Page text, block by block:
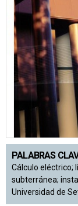
PALABRAS
Cálculo eléctrico;
subterránea;
Universidad de